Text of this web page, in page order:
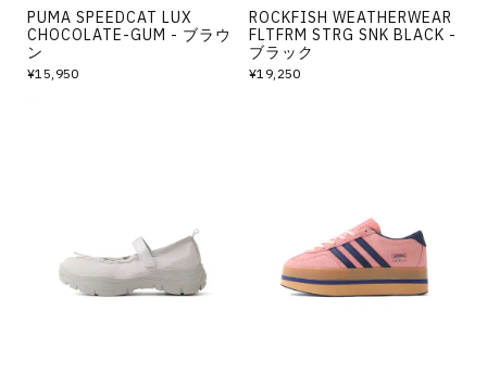
PUMA SPEEDCAT LUX
CHOCOLATE-GUM - ブラウ
ン
¥15,950
ROCKFISH WEATHERWEAR
FLTFRM STRG SNK BLACK -
ブラック
¥19,250